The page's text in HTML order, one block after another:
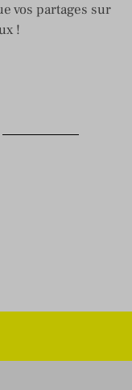
vos partages sur
!